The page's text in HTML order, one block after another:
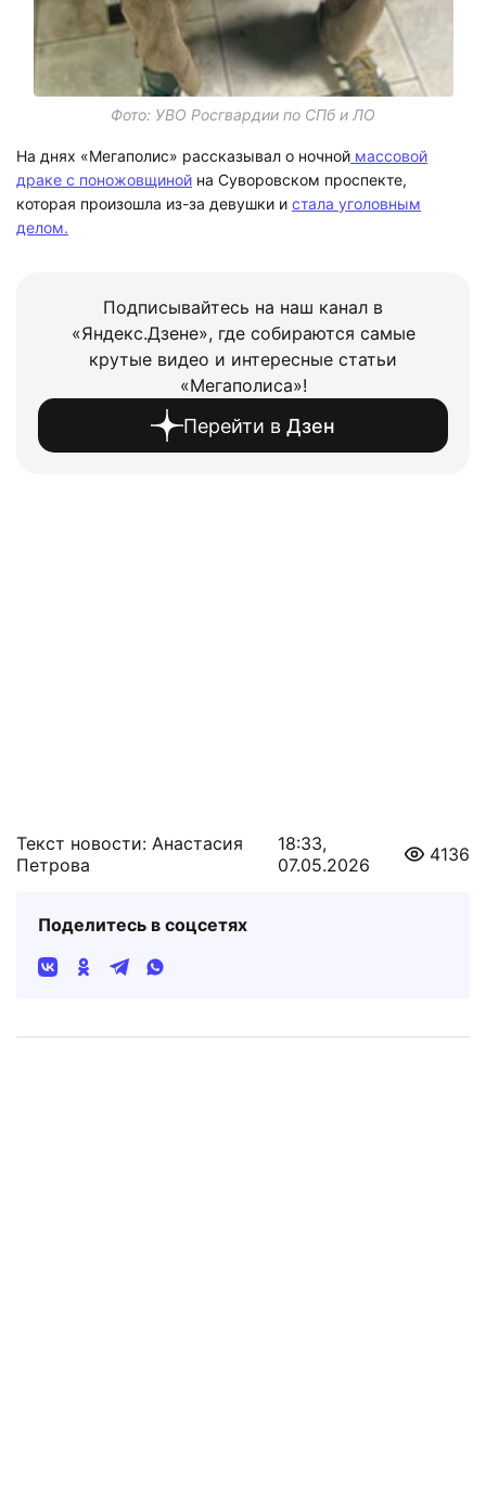
Фото: УВО Росгвардии по СПб и ЛО
На днях «Мегаполис» рассказывал о ночной массовой
драке с поножовщиной на Суворовском проспекте,
которая произошла из-за девушки и стала уголовным
делом.
Подписывайтесь на наш канал в
«Яндекс.Дзене», где собираются самые
крутые видео и интересные статьи
«Мегаполиса»!
Перейти в Дзен
Текст новости: Анастасия
Петрова
18:33,
07.05.2026
4136
Поделитесь в соцсетях